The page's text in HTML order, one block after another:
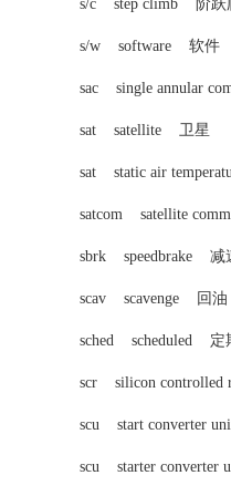
s/c step climb 阶跃
s/w software 软件
sac single annular
sat satellite 卫星
sat static air
satcom satellite
sbrk speedbrake 减
scav scavenge 回油
sched scheduled 定
scr silicon
scu start converter
scu starter